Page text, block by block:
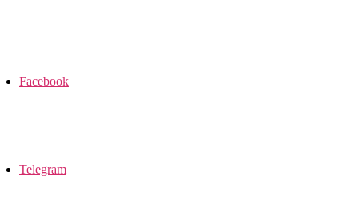
Facebook
Telegram